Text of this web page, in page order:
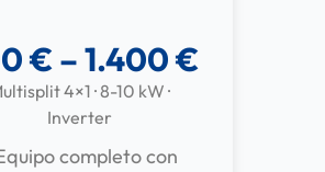
€ – 1.400 €
4×1 · 8-10 kW ·
Inverter
completo con